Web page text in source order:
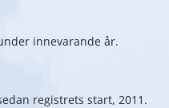
innevarande år.
registrets start, 2011.